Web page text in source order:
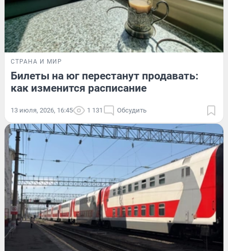
СТРАНА И МИР
Билеты на юг перестанут продавать:
как изменится расписание
13 июля, 2026, 16:45 1 131 Обсудить